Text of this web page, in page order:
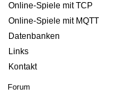
Online-Spiele mit TCP
Online-Spiele mit MQTT
Datenbanken
Links
Kontakt
Forum